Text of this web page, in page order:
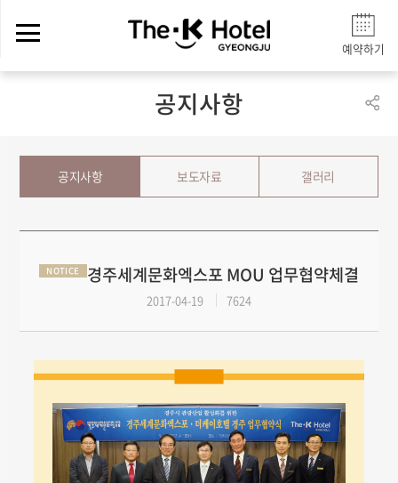
예약하기
공지사항
공지사항 보도자료 갤러리
NOTICE 경주세계문화엑스포 MOU 업무협약체결
2017-04-19 7624